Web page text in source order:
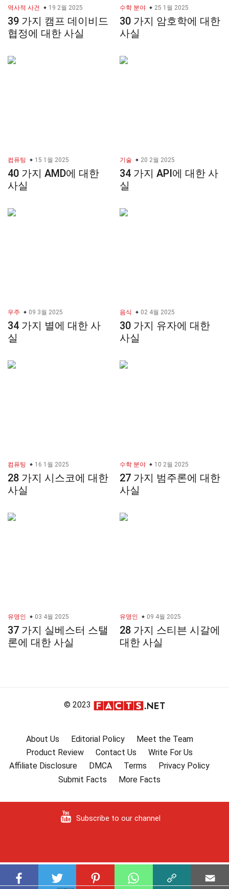
역사적 사건 19 2월 2025
39 가지 캠프 데이비드
협정에 대한 사실
수학 분야 25 1월 2025
30 가지 암호학에 대한
사실
컴퓨팅 15 1월 2025
40 가지 AMD에 대한
사실
기술 20 2월 2025
34 가지 API에 대한 사
실
우주 09 3월 2025
34 가지 별에 대한 사
실
음식 02 4월 2025
30 가지 유자에 대한
사실
컴퓨팅 16 1월 2025
28 가지 시스코에 대한
사실
수학 분야 10 2월 2025
27 가지 범주론에 대한
사실
유명인 03 4월 2025
37 가지 실베스터 스탤
론에 대한 사실
유명인 09 4월 2025
28 가지 스티븐 시갈에
대한 사실
© 2023
About Us Editorial Policy
Meet the Team
Product Review
Contact Us
Write For Us
Affiliate Disclosure
DMCA Terms
Privacy Policy
Submit Facts
More Facts
Subscribe to our channel